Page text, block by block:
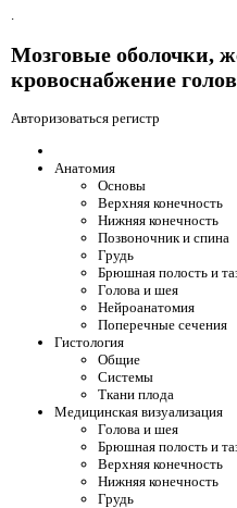
.
Мозговые оболочки,
кровоснабжение
Авторизоваться регистр
Анатомия
Основы
Верхняя конечность
Нижняя конечность
Позвоночник и спина
Грудь
Брюшная полость и
Голова и шея
Нейроанатомия
Поперечные сечения
Гистология
Общие
Системы
Ткани плода
Медицинская визуализация
Голова и шея
Брюшная полость и
Верхняя конечность
Нижняя конечность
Грудь